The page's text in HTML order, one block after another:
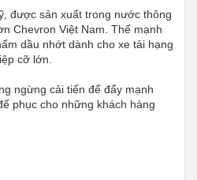
Chevron Việt Nam. Thế mạnh
dầu nhớt dành cho xe tải hạng
cỡ lớn.
phục cho những khách hàng